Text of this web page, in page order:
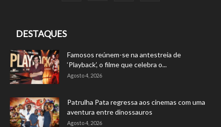
DESTAQUES
Famosos reúnem-se na antestreia de
‘Playback’, o filme que celebra o...
Agosto 4, 2026
Patrulha Pata regressa aos cinemas com uma
aventura entre dinossauros
Agosto 4, 2026